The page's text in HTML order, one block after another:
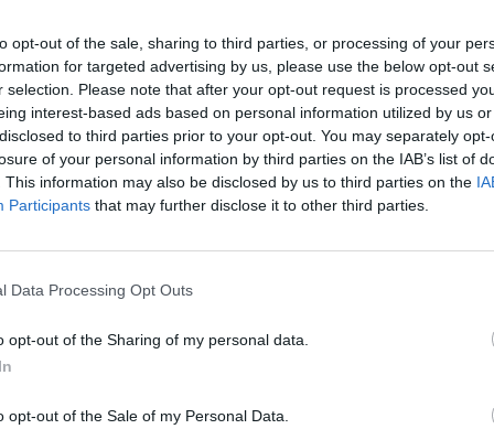
opt-out of the sale, sharing to third parties, or processing of your
for targeted advertising by us, please use the below opt-out
selection. Please note that after your opt-out request is processed
interest-based ads based on personal information utilized by us
to third parties prior to your opt-out. You may separately
of your personal information by third parties on the IAB’s list of
This information may also be disclosed by us to third parties on the
Participants that may further disclose it to other third parties.
Data Processing Opt Outs
opt-out of the Sharing of my personal data.
opt-out of the Sale of my Personal Data.
czas temu zapowiadał, że
na międzynarodowe salony.
że buduje nowy zespół, wraz z którym
kształt oraz całkiem interesującą nazwę.
południe
do nieodżałowanego North. Zresztą, w
barwy podległej FC Kopenhadze organizacji. Poza